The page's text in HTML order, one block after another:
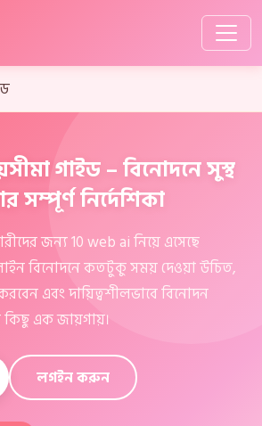
গাইড – বিনোদনে সুস্থ
সম্পূর্ণ নির্দেশিকা
জন্য 10 web ai নিয়ে এসেছে
বিনোদনে কতটুকু সময় দেওয়া উচিত,
এবং দায়িত্বশীলভাবে বিনোদন
এক জায়গায়।
লগইন করুন